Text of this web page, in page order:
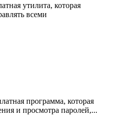
утилита, которая
всеми
программа, которая
и просмотра паролей,...